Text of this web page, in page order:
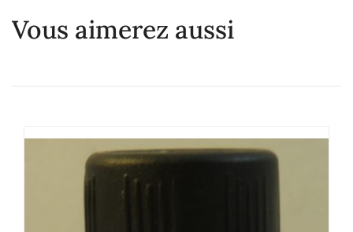
Vous aimerez aussi